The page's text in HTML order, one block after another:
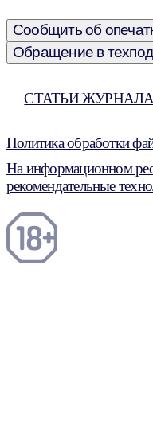
Сообщить об
Обращение в
СТАТЬИ
Политика обработки
На информационном
рекомендательные